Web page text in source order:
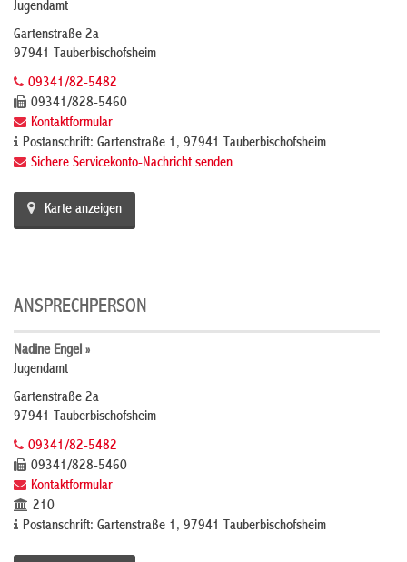
Jugendamt
Gartenstraße 2a
97941 Tauberbischofsheim
09341/82-5482
09341/828-5460
Kontaktformular
Postanschrift: Gartenstraße 1, 97941 Tauberbischofsheim
Sichere Servicekonto-Nachricht senden
Karte anzeigen
ANSPRECHPERSON
Nadine Engel »
Jugendamt
Gartenstraße 2a
97941 Tauberbischofsheim
09341/82-5482
09341/828-5460
Kontaktformular
210
Postanschrift: Gartenstraße 1, 97941 Tauberbischofsheim